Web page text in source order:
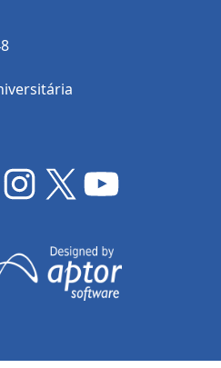
Instagram
X YouTube